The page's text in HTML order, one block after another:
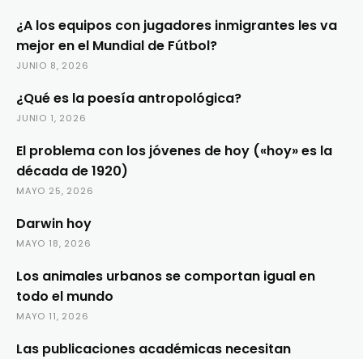
¿A los equipos con jugadores inmigrantes les va
mejor en el Mundial de Fútbol?
JUNIO 8, 2026
¿Qué es la poesía antropológica?
JUNIO 1, 2026
El problema con los jóvenes de hoy («hoy» es la
década de 1920)
MAYO 25, 2026
Darwin hoy
MAYO 18, 2026
Los animales urbanos se comportan igual en
todo el mundo
MAYO 11, 2026
Las publicaciones académicas necesitan